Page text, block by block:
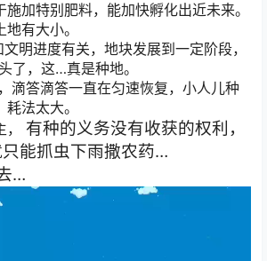
加特别肥料，能加快孵化出近未来。
有大小。
明进度有关，地块发展到一定阶段，
了，这…真是种地。
滴答滴答一直在匀速恢复，小人儿种
法太大。
， 有种的义务没有收获的权利，
能抓虫下雨撒农药…
…